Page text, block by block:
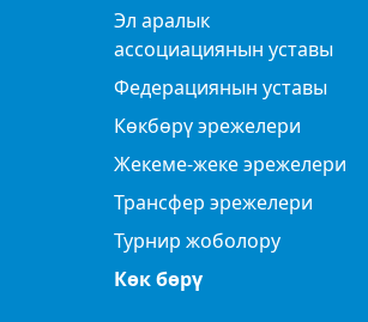
Эл аралык
ассоциациянын уставы
Федерациянын уставы
Көкбөрү эрежелери
Жекеме-жеке эрежелери
Трансфер эрежелери
Турнир жоболору
Көк бөрү